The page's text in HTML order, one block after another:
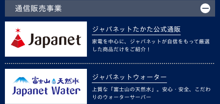
通信販売事業
ジャパネットたかた公式通販
家電を中心に、ジャパネットが自信をもって厳選
した商品だけをご紹介！
ジャパネットウォーター
上質な「富士山の天然水」。安心・安全、こだわ
りのウォーターサーバー